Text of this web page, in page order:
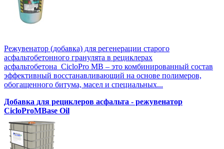
Режувенатор (добавка) для регенерации старого
асфальтобетонного гранулята в рециклерах
асфальтобетона CicloPro MB – это комбинированный состав
эффективный восстанавливающий на основе полимеров,
обогащенного битума, масел и специальных...
Добавка для рециклеров асфальта - режувенатор
CicloProMBase Oil